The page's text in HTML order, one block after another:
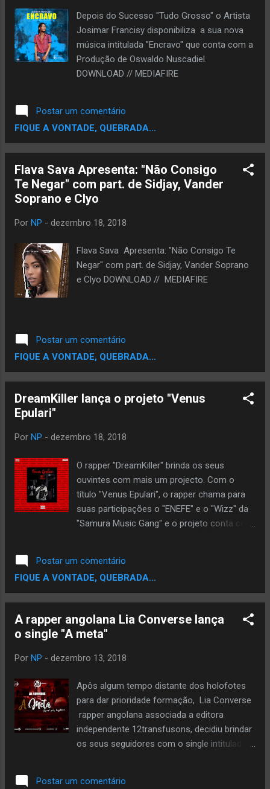
Depois do Sucesso "Tudo Grosso" o Artista
Josimar Francisy disponibiliza a sua nova
música intitulada "Encravo" que conta com a
Produção de Oswaldo Nuscadiel.
DOWNLOAD // MEDIAFIRE
Postar um comentário
FIQUE A VONTADE, QUEBRADA...
Flava Sava Apresenta: "Não Consigo
Te Negar" com part. de Sidjay, Vander
Soprano e Clyo
Por NP - dezembro 18, 2018
Flava Sava Apresenta: "Não Consigo Te
Negar" com part. de Sidjay, Vander Soprano
e Clyo DOWNLOAD // MEDIAFIRE
Postar um comentário
FIQUE A VONTADE, QUEBRADA...
DreamKiller lança o projeto "Venus
Epulari"
Por NP - dezembro 18, 2018
O rapper "DreamKiller" brinda os seus
ouvintes com mais um projecto. Com o
título "Venus Epulari", o rapper chama para
suas participações o "ENEFE" e o "Wizz" da
"Samura Music Gang" e o projeto conta com
Postar um comentário
FIQUE A VONTADE, QUEBRADA...
A rapper angolana Lia Converse lança
o single "A meta"
Por NP - dezembro 13, 2018
Apôs algum tempo distante dos holofotes
para dar prioridade formação, Lia Converse
rapper angolana associada a editora
independente 12transfusons, decidiu brindar
os seus seguidores com o single intitulado
Postar um comentário